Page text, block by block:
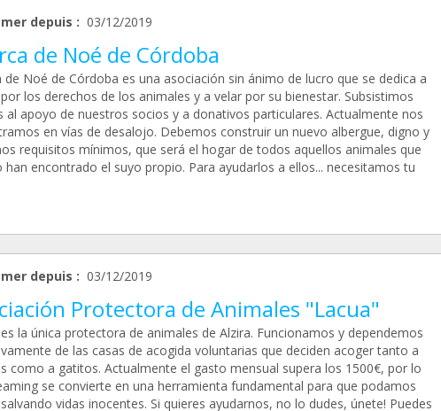
depuis : 03/12/2019
de Noé de Córdoba
de Noé de Córdoba es una asociación sin ánimo de lucro que se dedica a
los derechos de los animales y a velar por su bienestar. Subsistimos
al apoyo de nuestros socios y a donativos particulares. Actualmente nos
en vías de desalojo. Debemos construir un nuevo albergue, digno y
requisitos mínimos, que será el hogar de todos aquellos animales que
han encontrado el suyo propio. Para ayudarlos a ellos... necesitamos tu
depuis : 03/12/2019
Protectora de Animales "Lacua"
la única protectora de animales de Alzira. Funcionamos y dependemos
de las casas de acogida voluntarias que deciden acoger tanto a
como a gatitos. Actualmente el gasto mensual supera los 1500€, por lo
se convierte en una herramienta fundamental para que podamos
vidas inocentes. Si quieres ayudarnos, no lo dudes, únete! Puedes